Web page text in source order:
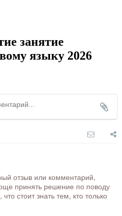
занятие
языку 2026
отзыв или комментарий,
принять решение по поводу
стоит знать тем, кто только